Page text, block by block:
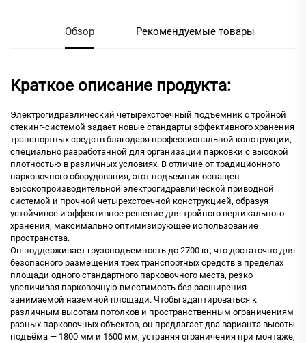
Обзор Рекомендуемые товары
Краткое описание продукта:
Электрогидравлический четырехстоечный подъемник с тройной
стекинг-системой задает новые стандарты эффективного хранения
транспортных средств благодаря профессиональной конструкции,
специально разработанной для организации парковки с высокой
плотностью в различных условиях. В отличие от традиционного
парковочного оборудования, этот подъемник оснащен
высокопроизводительной электрогидравлической приводной
системой и прочной четырехстоечной конструкцией, образуя
устойчивое и эффективное решение для тройного вертикального
хранения, максимально оптимизирующее использование
пространства.
Он поддерживает грузоподъемность до 2700 кг, что достаточно для
безопасного размещения трех транспортных средств в пределах
площади одного стандартного парковочного места, резко
увеличивая парковочную вместимость без расширения
занимаемой наземной площади. Чтобы адаптироваться к
различным высотам потолков и пространственным ограничениям
разных парковочных объектов, он предлагает два варианта высоты
подъёма — 1800 мм и 1600 мм, устраняя ограничения при монтаже,